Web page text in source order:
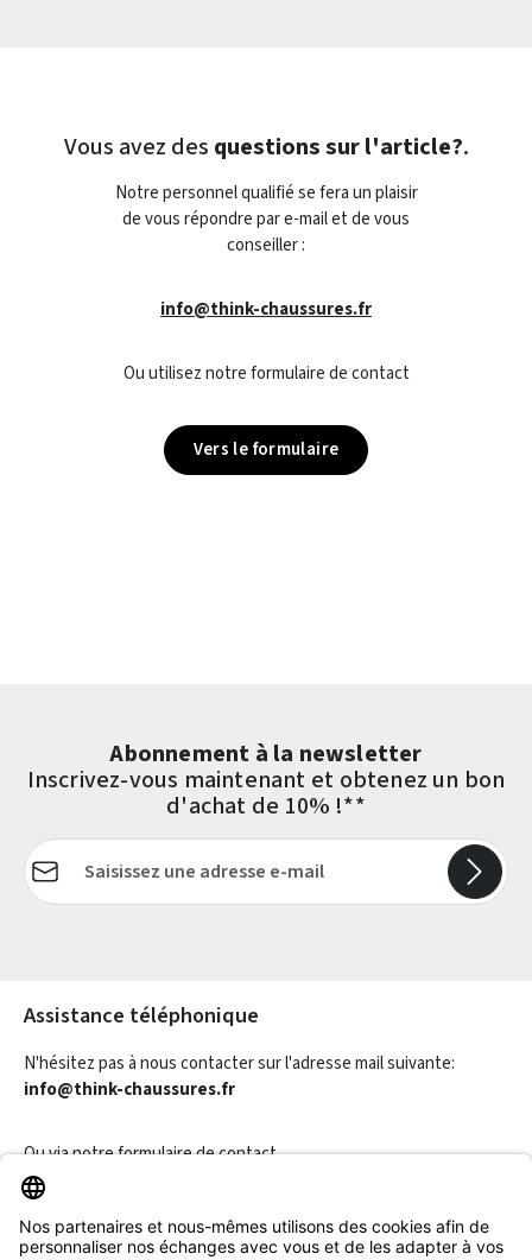
Vous avez des questions sur l'article?.
Notre personnel qualifié se fera un plaisir
de vous répondre par e-mail et de vous
conseiller :
info@think-chaussures.fr
Ou utilisez notre formulaire de contact
Vers le formulaire
Abonnement à la newsletter
Inscrivez-vous maintenant et obtenez un bon
d'achat de 10% !**
Adresse e-mail*
Assistance téléphonique
N'hésitez pas à nous contacter sur l'adresse mail suivante:
info@think-chaussures.fr
Ou via notreformulaire de contact.
Révoquer un contrat